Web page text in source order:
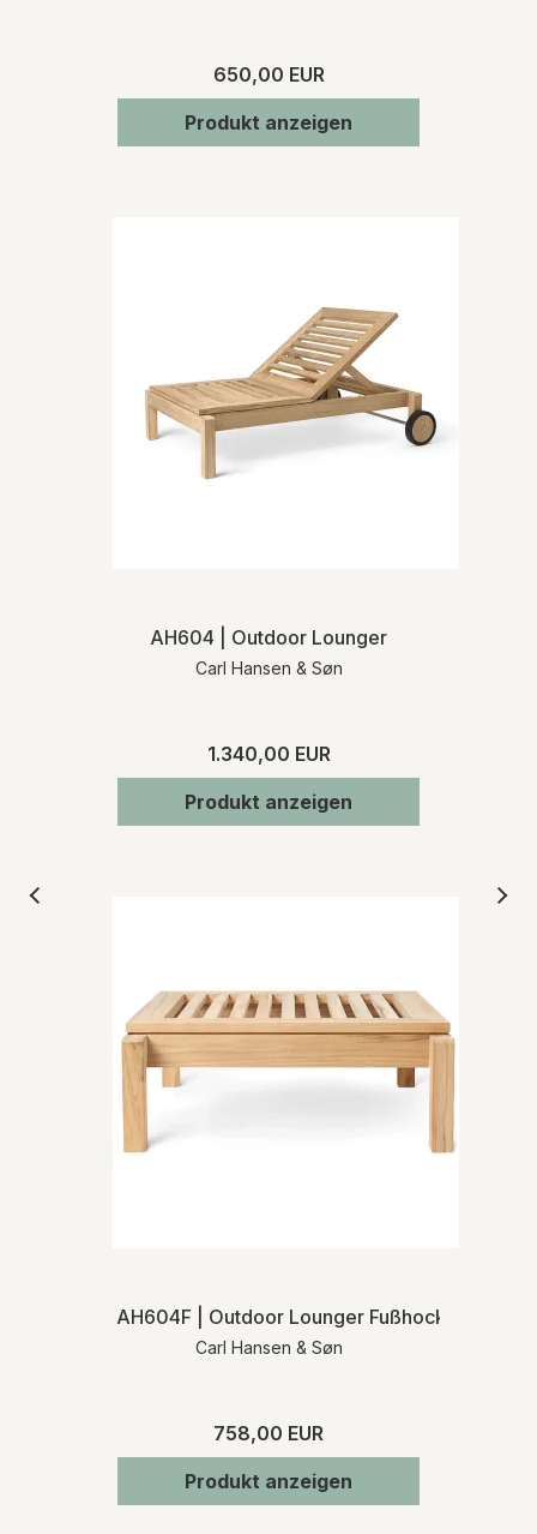
650,00 EUR
Produkt anzeigen
AH604 | Outdoor Lounger
Carl Hansen & Søn
1.340,00 EUR
Produkt anzeigen
AH604F | Outdoor Lounger Fußhocker
Carl Hansen & Søn
758,00 EUR
Produkt anzeigen